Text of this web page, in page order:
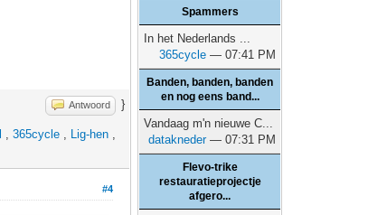
Antwoord }
,365cycle , Lig-hen ,
#4
Spammers
In het Nederlands ...
365cycle — 07:41 PM
Banden, banden, banden
en nog eens band...
Vandaag m'n nieuwe C...
datakneder— 07:31 PM
Flevo-trike
restauratieprojectje
afgero...